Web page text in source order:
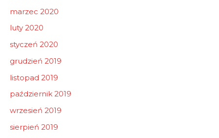
marzec 2020
luty 2020
styczeń 2020
grudzień 2019
listopad 2019
październik 2019
wrzesień 2019
sierpień 2019